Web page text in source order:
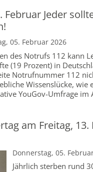
Jeder
05. Februar 2026
des Notrufs 112 kann
(19 Prozent) in
Notrufnummer 112
Wissenslücke, wie
YouGov-Umfrage im
am Freitag, 13.
Donnerstag, 05.
Jährlich sterben rund